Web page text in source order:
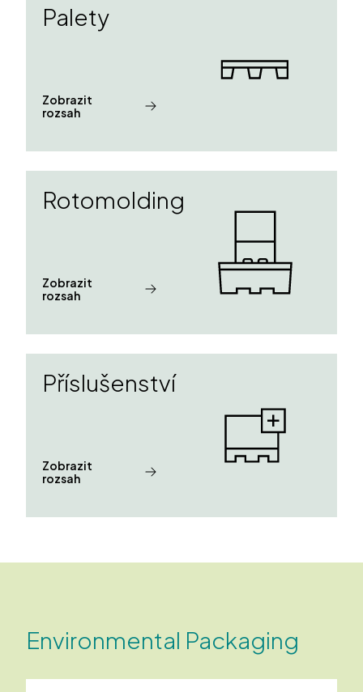
Palety
Zobrazit
rozsah
Rotomolding
Zobrazit
rozsah
Příslušenství
Zobrazit
rozsah
Environmental Packaging